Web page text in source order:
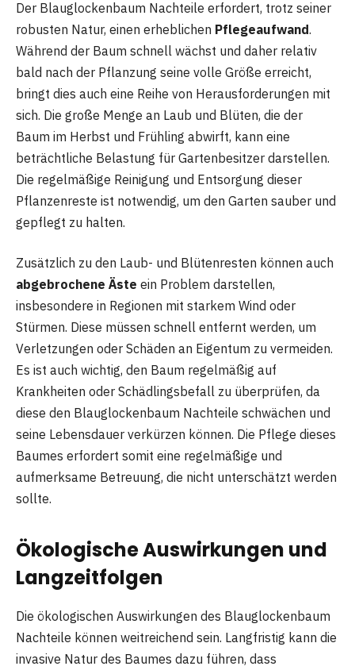
Der Blauglockenbaum Nachteile erfordert, trotz seiner
robusten Natur, einen erheblichen Pflegeaufwand.
Während der Baum schnell wächst und daher relativ
bald nach der Pflanzung seine volle Größe erreicht,
bringt dies auch eine Reihe von Herausforderungen mit
sich. Die große Menge an Laub und Blüten, die der
Baum im Herbst und Frühling abwirft, kann eine
beträchtliche Belastung für Gartenbesitzer darstellen.
Die regelmäßige Reinigung und Entsorgung dieser
Pflanzenreste ist notwendig, um den Garten sauber und
gepflegt zu halten.
Zusätzlich zu den Laub- und Blütenresten können auch
abgebrochene Äste ein Problem darstellen,
insbesondere in Regionen mit starkem Wind oder
Stürmen. Diese müssen schnell entfernt werden, um
Verletzungen oder Schäden an Eigentum zu vermeiden.
Es ist auch wichtig, den Baum regelmäßig auf
Krankheiten oder Schädlingsbefall zu überprüfen, da
diese den Blauglockenbaum Nachteile schwächen und
seine Lebensdauer verkürzen können. Die Pflege dieses
Baumes erfordert somit eine regelmäßige und
aufmerksame Betreuung, die nicht unterschätzt werden
sollte.
Ökologische Auswirkungen und
Langzeitfolgen
Die ökologischen Auswirkungen des Blauglockenbaum
Nachteile können weitreichend sein. Langfristig kann die
invasive Natur des Baumes dazu führen, dass